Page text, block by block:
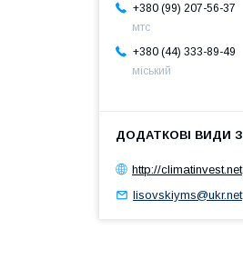
+380 (99) 207-56-37
мтс
+380 (44) 333-89-49
міський
http://climatinvest.net
lisovskiyms@ukr.net